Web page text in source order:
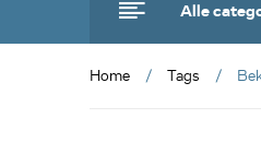
Alle
Home Tags